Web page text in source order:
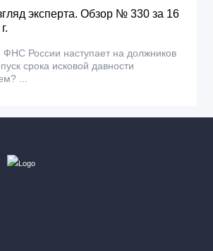
эксперта. Обзор № 330 за 16
ФНС России наступает на должников
срока исковой давности
...